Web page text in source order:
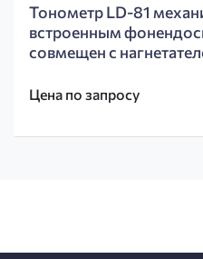
Тонометр LD-81
встроенным
совмещен с
Цена по запросу